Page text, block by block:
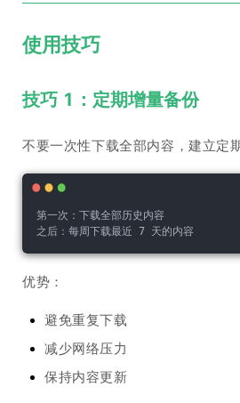
使用技巧
技巧 1：定期增量备份
不要一次性下载全部内容，建立定
第一次：下载全部历史内容
之后：每周下载最近 7 天的内容
优势：
避免重复下载
减少网络压力
保持内容更新